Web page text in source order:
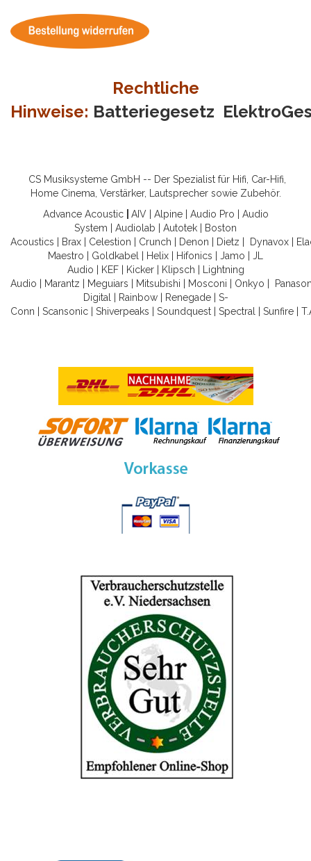
Rechtliche
Hinweise: Batteriegesetz
CS Musiksysteme GmbH -- Der Spezialist für Hifi, Car-Hifi,
Home Cinema, Verstärker, Lautsprecher sowie Zubehör.
Advance Acoustic
AIV| Alpine| Audio Pro
Audio
System
Audiolab Autotek
Boston
Acoustics
Brax Celestion Crunch Denon Dietz Dynavox
Maestro
Goldkabel Helix Hifonics Jamo
JL
Audio
KEF| Kicker| Klipsch
Lightning
Audio
Marantz Meguiars Mitsubishi Mosconi Onkyo
Digital
Rainbow| Renegade| S-
Conn
Scansonic Shiverpeaks Soundquest Spectral Sunfire